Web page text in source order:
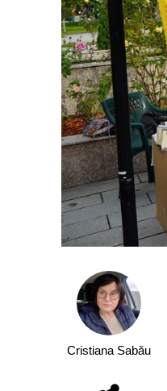
Cristiana Sabău